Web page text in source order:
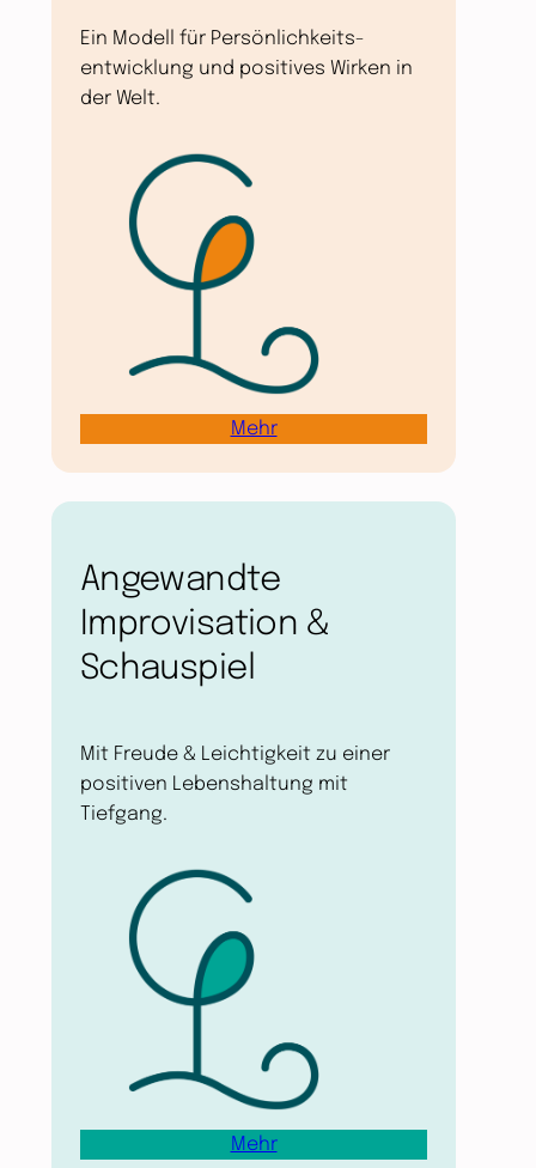
Ein Modell für Persönlichkeits-
entwicklung und positives Wirken in
der Welt.
Mehr
Angewandte
Improvisation &
Schauspiel
Mit Freude & Leichtigkeit zu einer
positiven Lebenshaltung mit
Tiefgang.
Mehr